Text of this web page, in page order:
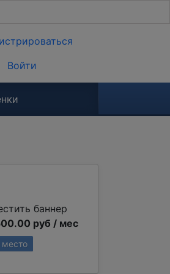
Войти
баннер
руб / мес
место